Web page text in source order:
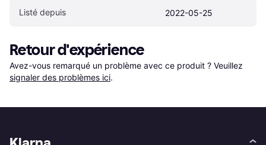
Listé depuis 2022-05-25
Retour d'expérience
Avez-vous remarqué un problème avec ce produit ? Veuillez
signaler des problèmes ici.